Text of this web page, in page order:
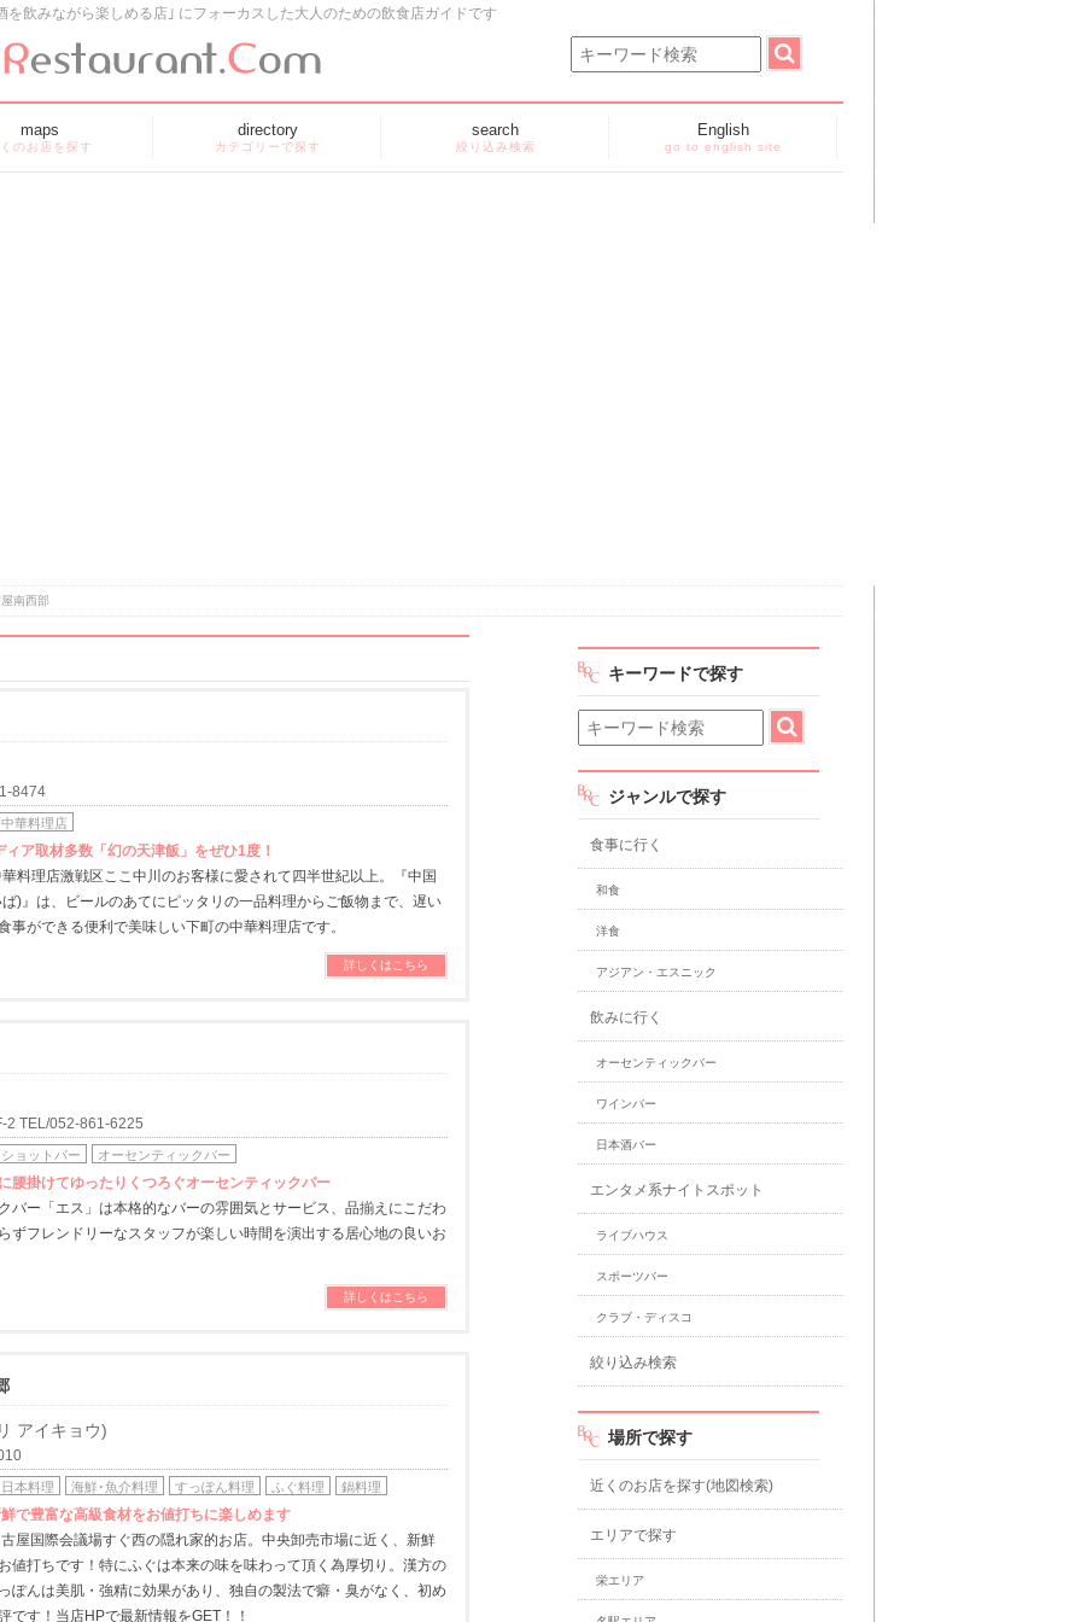
飲みながら楽しめる店｣ にフォーカスした大人のための飲食店ガイドです
maps
のお店を探す
directory
カテゴリーで探す
search
絞り込み検索
English
go to english site
南西部
8474
中華料理店
ア取材多数「幻の天津飯」をぜひ1度！
料理店激戦区ここ中川のお客様に愛されて四半世紀以上。『中国
)』は、ビールのあてにピッタリの一品料理からご飯物まで、遅い
事ができる便利で美味しい下町の中華料理店です。
詳しくはこちら
2 TEL/052-861-6225
ショットバー オーセンティックバー
腰掛けてゆったりくつろぐオーセンティックバー
バー「エス」は本格的なバーの雰囲気とサービス、品揃えにこだわ
ずフレンドリーなスタッフが楽しい時間を演出する居心地の良いお
詳しくはこちら
アイキョウ)
日本料理 海鮮･魚介料理 すっぽん料理 ふぐ料理 鍋料理
で豊富な高級食材をお値打ちに楽しめます
屋国際会議場すぐ西の隠れ家的お店。中央卸売市場に近く、新鮮
値打ちです！特にふぐは本来の味を味わって頂く為厚切り。漢方の
ぽんは美肌・強精に効果があり、独自の製法で癖・臭がなく、初め
です！当店HPで最新情報をGET！！
キーワードで探す
ジャンルで探す
食事に行く
和食
洋食
アジアン・エスニック
飲みに行く
オーセンティックバー
ワインバー
日本酒バー
エンタメ系ナイトスポット
ライブハウス
スポーツバー
クラブ・ディスコ
絞り込み検索
場所で探す
近くのお店を探す(地図検索)
エリアで探す
栄エリア